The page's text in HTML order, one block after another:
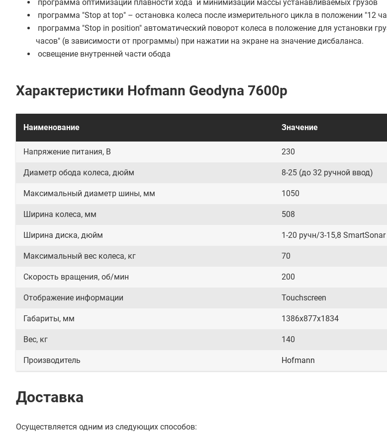
программа оптимизации плавности хода и минимизации массы устанавливаемых грузов
программа "Stop at top" – остановка колеса после измерительного цикла в положении "12
программа "Stop in position" автоматический поворот колеса в положение для установки
часов" (в зависимости от программы) при нажатии на экране на значение дисбаланса.
освещение внутренней части обода
Характеристики Hofmann Geodyna 7600p
Наименование Значение
Напряжение питания, В 230
Диаметр обода колеса, дюйм 8-25 (до 32 ручной ввод)
Максимальный диаметр шины, мм 1050
Ширина колеса, мм 508
Ширина диска, дюйм 1-20 ручн/3-15,8 SmartSonar
Максимальный вес колеса, кг 70
Скорость вращения, об/мин 200
Отображение информации Touchscreen
Габариты, мм 1386х877х1834
Вес, кг 140
Производитель Hofmann
Доставка
Осуществляется одним из следующих способов: